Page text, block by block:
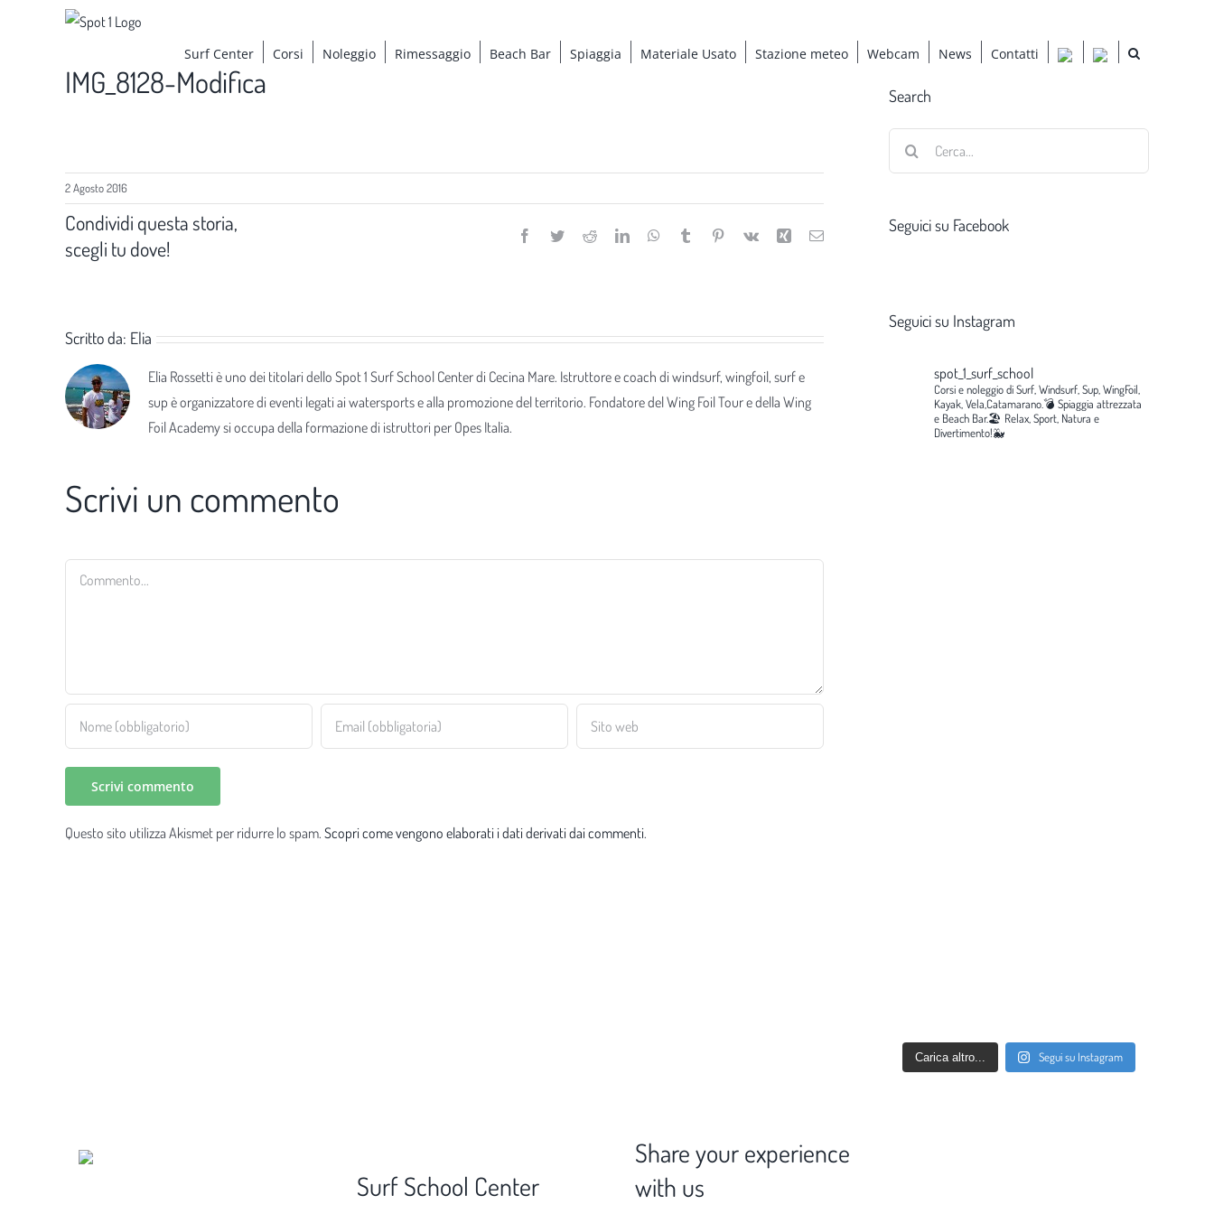
Surf Center Corsi Noleggio Rimessaggio Beach Bar Spiaggia Materiale Usato Stazione meteo Webcam News Contatti
IMG_8128-Modifica
2 Agosto 2016
Condividi questa storia,
scegli tu dove!
Facebook
TwitterRedditLinkedInWhatsApp
Tumblr Pinterest
Vk Xing Email
Scritto da: Elia
Elia Rossetti è uno dei titolari dello Spot 1 Surf School Center di Cecina Mare. Istruttore e coach di windsurf, wingfoil, surf e
sup è organizzatore di eventi legati ai watersports e alla promozione del territorio. Fondatore del Wing Foil Tour e della Wing
Foil Academy si occupa della formazione di istruttori per Opes Italia.
Scrivi un commento
Commento
Questo sito utilizza Akismet per ridurre lo spam. Scopri come vengono elaborati i dati derivati dai commenti.
Search
Seguici su Facebook
Seguici su Instagram
spot_1_surf_school
Corsi e noleggio di Surf, Windsurf, Sup, WingFoil,
Kayak, Vela,Catamarano.💣 Spiaggia attrezzata
e Beach Bar.🏖️ Relax, Sport, Natura e
Divertimento!🐳
Carica altro... Segui su Instagram
Surf School Center
Share your experience
with us